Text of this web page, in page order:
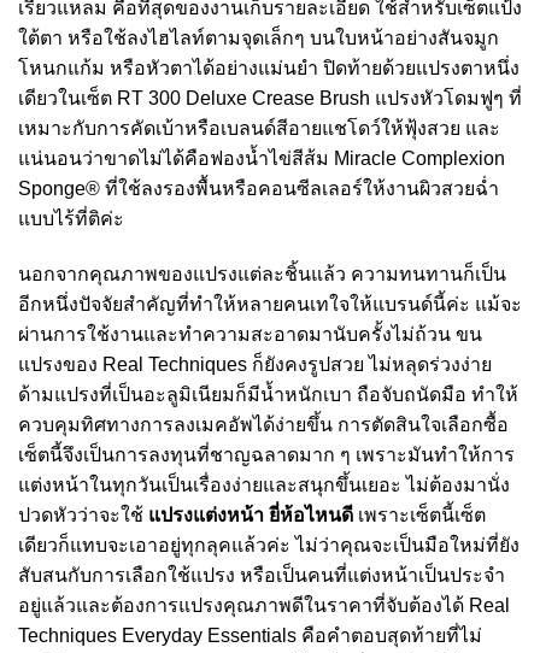
เรียวแหลม คือที่สุดของงานเก็บรายละเอียด ใช้สำหรับเซ็ตแป้ง
ใต้ตา หรือใช้ลงไฮไลท์ตามจุดเล็กๆ บนใบหน้าอย่างสันจมูก
โหนกแก้ม หรือหัวตาได้อย่างแม่นยำ ปิดท้ายด้วยแปรงตาหนึ่ง
เดียวในเซ็ต RT 300 Deluxe Crease Brush แปรงหัวโดมฟูๆ ที่
เหมาะกับการคัดเบ้าหรือเบลนด์สีอายแชโดว์ให้ฟุ้งสวย และ
แน่นอนว่าขาดไม่ได้คือฟองน้ำไข่สีส้ม Miracle Complexion
Sponge® ที่ใช้ลงรองพื้นหรือคอนซีลเลอร์ให้งานผิวสวยฉ่ำ
แบบไร้ที่ติค่ะ
นอกจากคุณภาพของแปรงแต่ละชิ้นแล้ว ความทนทานก็เป็น
อีกหนึ่งปัจจัยสำคัญที่ทำให้หลายคนเทใจให้แบรนด์นี้ค่ะ แม้จะ
ผ่านการใช้งานและทำความสะอาดมานับครั้งไม่ถ้วน ขน
แปรงของ Real Techniques ก็ยังคงรูปสวย ไม่หลุดร่วงง่าย
ด้ามแปรงที่เป็นอะลูมิเนียมก็มีน้ำหนักเบา ถือจับถนัดมือ ทำให้
ควบคุมทิศทางการลงเมคอัพได้ง่ายขึ้น การตัดสินใจเลือกซื้อ
เซ็ตนี้จึงเป็นการลงทุนที่ชาญฉลาดมาก ๆ เพราะมันทำให้การ
แต่งหน้าในทุกวันเป็นเรื่องง่ายและสนุกขึ้นเยอะ ไม่ต้องมานั่ง
ปวดหัวว่าจะใช้ แปรงแต่งหน้า ยี่ห้อไหนดี เพราะเซ็ตนี้เซ็ต
เดียวก็แทบจะเอาอยู่ทุกลุคแล้วค่ะ ไม่ว่าคุณจะเป็นมือใหม่ที่ยัง
สับสนกับการเลือกใช้แปรง หรือเป็นคนที่แต่งหน้าเป็นประจำ
อยู่แล้วและต้องการแปรงคุณภาพดีในราคาที่จับต้องได้ Real
Techniques Everyday Essentials คือคำตอบสุดท้ายที่ไม่